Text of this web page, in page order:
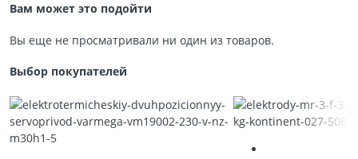
Вам может это подойти
Вы еще не просматривали ни один из товаров.
Выбор покупателей